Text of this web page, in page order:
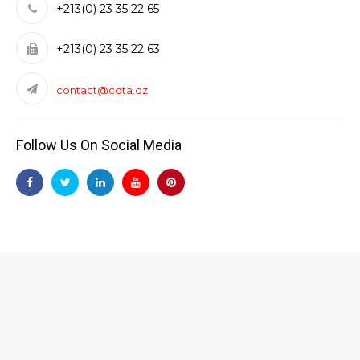
+213(0) 23 35 22 65
+213(0) 23 35 22 63
contact@cdta.dz
Follow Us On Social Media